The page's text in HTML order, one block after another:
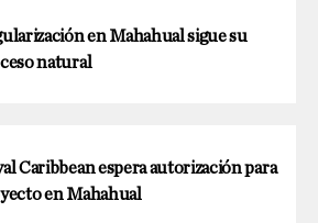
en Mahahual sigue su
natural
Caribbean espera autorización para
en Mahahual